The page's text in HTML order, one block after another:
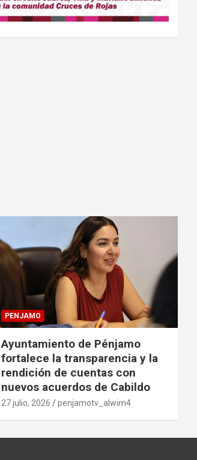
PENJAMO
Ayuntamiento de Pénjamo
fortalece la transparencia y la
rendición de cuentas con
nuevos acuerdos de Cabildo
27 julio, 2026 penjamotv_alwim4